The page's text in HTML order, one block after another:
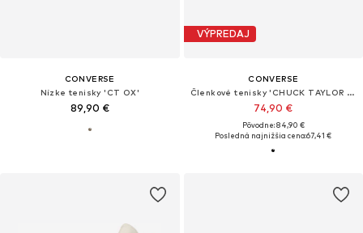
CONVERSE
Nízke tenisky 'CT OX'
89,90 €
VÝPREDAJ
CONVERSE
Členkové tenisky 'CHUCK TAYLOR ALL STAR'
74,90 €
Pôvodne: 84,90 €
Posledná najnižšia cena:67,41 €